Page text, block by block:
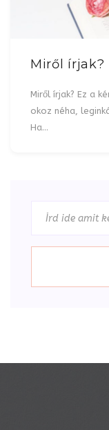
Miről írjak?
Miről írjak? Ez a
okoz néha,
Ha…